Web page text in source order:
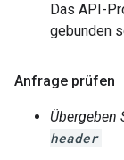
Das API-
gebunden
Anfrage prüfen
Übergeben
header